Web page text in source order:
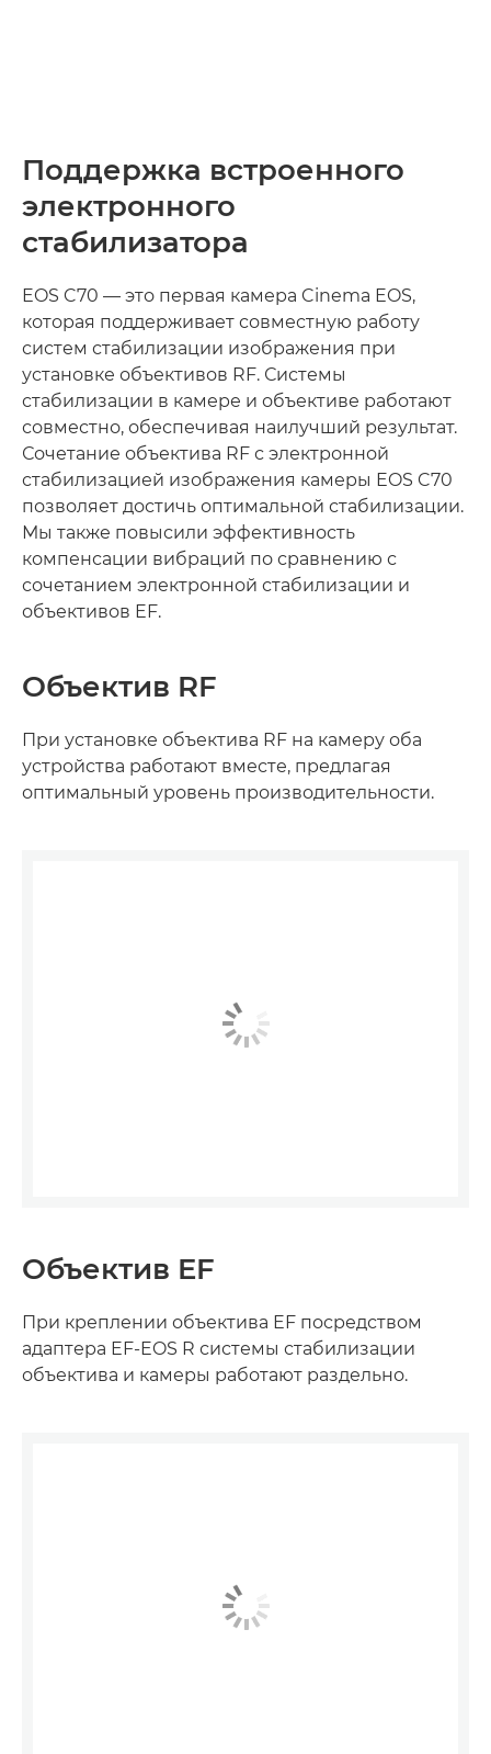
Поддержка встроенного
электронного
стабилизатора
EOS C70 — это первая камера Cinema EOS,
которая поддерживает совместную работу
систем стабилизации изображения при
установке объективов RF. Системы
стабилизации в камере и объективе работают
совместно, обеспечивая наилучший результат.
Сочетание объектива RF с электронной
стабилизацией изображения камеры EOS C70
позволяет достичь оптимальной стабилизации.
Мы также повысили эффективность
компенсации вибраций по сравнению с
сочетанием электронной стабилизации и
объективов EF.
Объектив RF
При установке объектива RF на камеру оба
устройства работают вместе, предлагая
оптимальный уровень производительности.
Объектив EF
При креплении объектива EF посредством
адаптера EF-EOS R системы стабилизации
объектива и камеры работают раздельно.